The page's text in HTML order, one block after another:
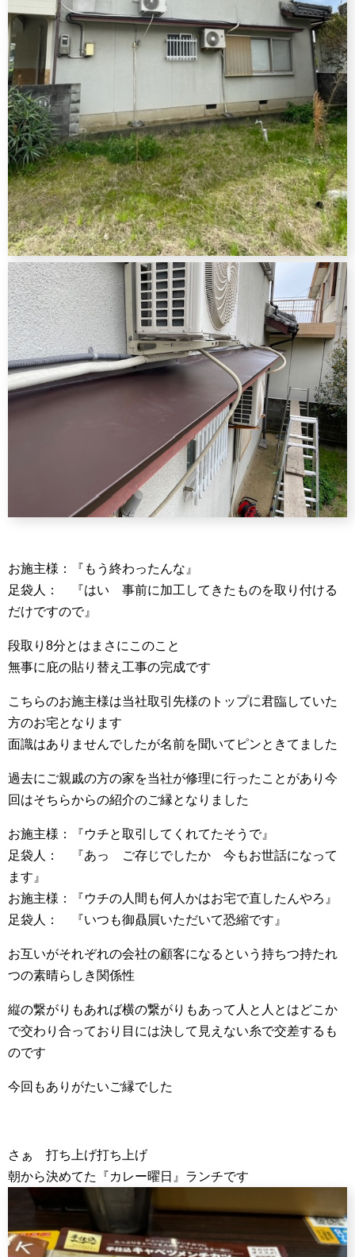
お施主様：『もう終わったんな』
足袋人： 『はい 事前に加工してきたものを取り付ける
だけですので』
段取り8分とはまさにこのこと
無事に庇の貼り替え工事の完成です
こちらのお施主様は当社取引先様のトップに君臨していた
方のお宅となります
面識はありませんでしたが名前を聞いてピンときてました
過去にご親戚の方の家を当社が修理に行ったことがあり今
回はそちらからの紹介のご縁となりました
お施主様：『ウチと取引してくれてたそうで』
足袋人： 『あっ ご存じでしたか 今もお世話になって
ます』
お施主様：『ウチの人間も何人かはお宅で直したんやろ』
足袋人： 『いつも御贔屓いただいて恐縮です』
お互いがそれぞれの会社の顧客になるという持ちつ持たれ
つの素晴らしき関係性
縦の繋がりもあれば横の繋がりもあって人と人とはどこか
で交わり合っており目には決して見えない糸で交差するも
のです
今回もありがたいご縁でした
さぁ 打ち上げ打ち上げ
朝から決めてた『カレー曜日』ランチです